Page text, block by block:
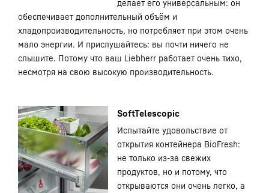
делает его универсальным: он
обеспечивает дополнительный объём и
хладопроизводительность, но потребляет при этом очень
мало энергии. И прислушайтесь: вы почти ничего не
слышите. Потому что ваш Liebherr работает очень тихо,
несмотря на свою высокую производительность.
SoftTelescopic
Испытайте удовольствие от
открытия контейнера BioFresh:
не только из-за свежих
продуктов, но и потому, что
открываются они очень легко, а